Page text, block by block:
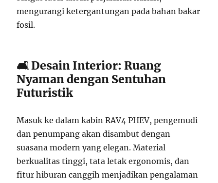
mengurangi ketergantungan pada bahan bakar
fosil.
🛋️ Desain Interior: Ruang
Nyaman dengan Sentuhan
Futuristik
Masuk ke dalam kabin RAV4 PHEV, pengemudi
dan penumpang akan disambut dengan
suasana modern yang elegan. Material
berkualitas tinggi, tata letak ergonomis, dan
fitur hiburan canggih menjadikan pengalaman